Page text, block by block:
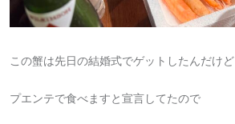
この蟹は先日の結婚式でゲットしたんだけど
プエンテで食べますと宣言してたので